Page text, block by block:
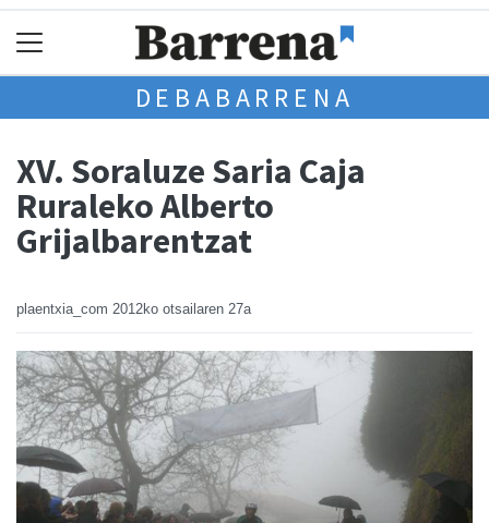
DEBABARRENA
XV. Soraluze Saria Caja
Ruraleko Alberto
Grijalbarentzat
plaentxia_com 2012ko otsailaren 27a